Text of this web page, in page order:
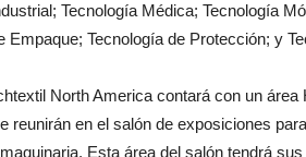
Tecnología Médica; Tecnología
Empaque; Tecnología de Protección; y
North America contará con un
reunirán en el salón de exposiciones
Esta área del salón tendrá